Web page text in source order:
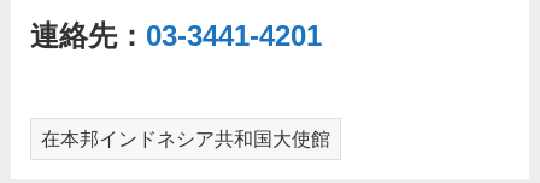
連絡先： 03-3441-4201
在本邦インドネシア共和国大使館